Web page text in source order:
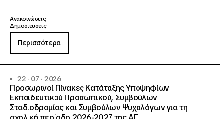
Ανακοινώσεις
Δημοσιεύσεις
Περισσότερα
22 · 07 · 2026
Προσωρινοί Πίνακες Κατάταξης Υποψηφίων
Εκπαιδευτικού Προσωπικού, Συμβούλων
Σταδιοδρομίας και Συμβούλων Ψυχολόγων για τη